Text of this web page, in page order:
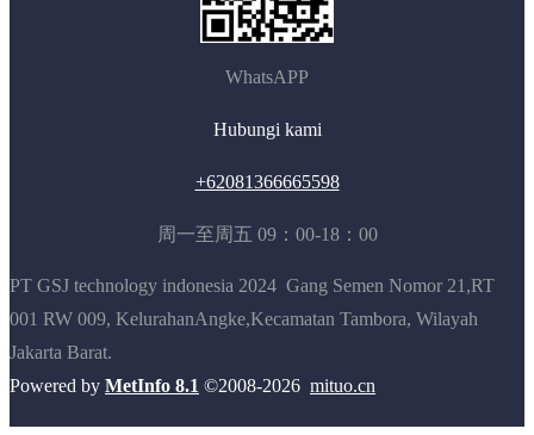
WhatsAPP
Hubungi kami
+62081366665598
周一至周五 09：00-18：00
PT GSJ technology indonesia 2024 Gang Semen Nomor 21,RT
001 RW 009, KelurahanAngke,Kecamatan Tambora, Wilayah
Jakarta Barat.
Powered by MetInfo 8.1 ©2008-2026 mituo.cn